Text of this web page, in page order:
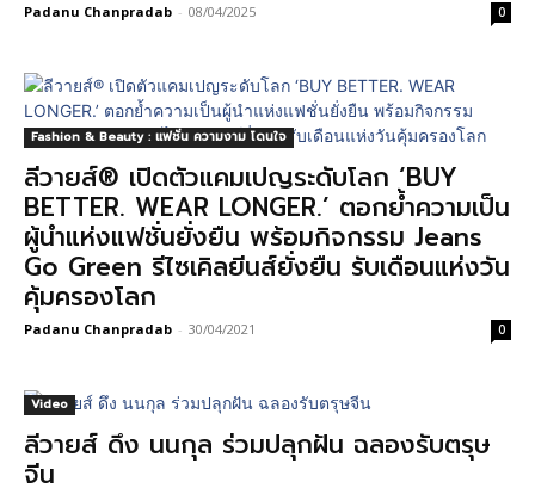
Padanu Chanpradab - 08/04/2025 0
Fashion & Beauty : แฟชั่น ความงาม โดนใจ
ลีวายส์® เปิดตัวแคมเปญระดับโลก ‘BUY
BETTER. WEAR LONGER.’ ตอกย้ำความเป็น
ผู้นำแห่งแฟชั่นยั่งยืน พร้อมกิจกรรม Jeans
Go Green รีไซเคิลยีนส์ยั่งยืน รับเดือนแห่งวัน
คุ้มครองโลก
Padanu Chanpradab - 30/04/2021 0
Video
ลีวายส์ ดึง นนกุล ร่วมปลุกฝัน ฉลองรับตรุษ
จีน